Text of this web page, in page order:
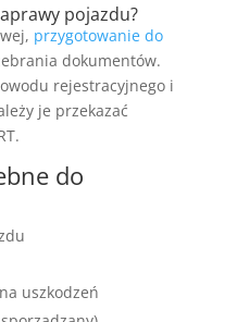
pojazdu?
przygotowanie do
dokumentów.
rejestracyjnego i
je przekazać
do
uszkodzeń